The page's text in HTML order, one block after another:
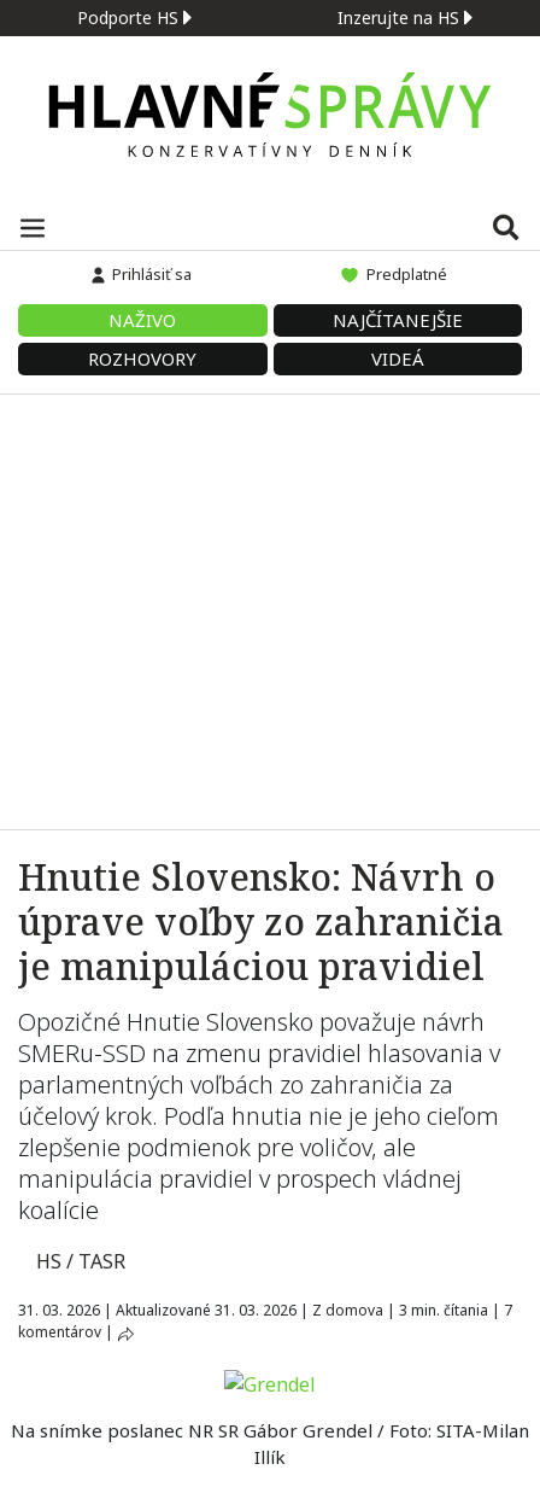
Podporte HS Inzerujte na HS
Prihlásiť sa Predplatné
NAŽIVO
NAJČÍTANEJŠIE
ROZHOVORY
VIDEÁ
Hnutie Slovensko: Návrh o
úprave voľby zo zahraničia
je manipuláciou pravidiel
Opozičné Hnutie Slovensko považuje návrh
SMERu-SSD na zmenu pravidiel hlasovania v
parlamentných voľbách zo zahraničia za
účelový krok. Podľa hnutia nie je jeho cieľom
zlepšenie podmienok pre voličov, ale
manipulácia pravidiel v prospech vládnej
koalície
HS / TASR
31. 03. 2026 | Aktualizované 31. 03. 2026 | Z domova | 3 min. čítania | 7
komentárov |
Na snímke poslanec NR SR Gábor Grendel / Foto: SITA-Milan
Illík